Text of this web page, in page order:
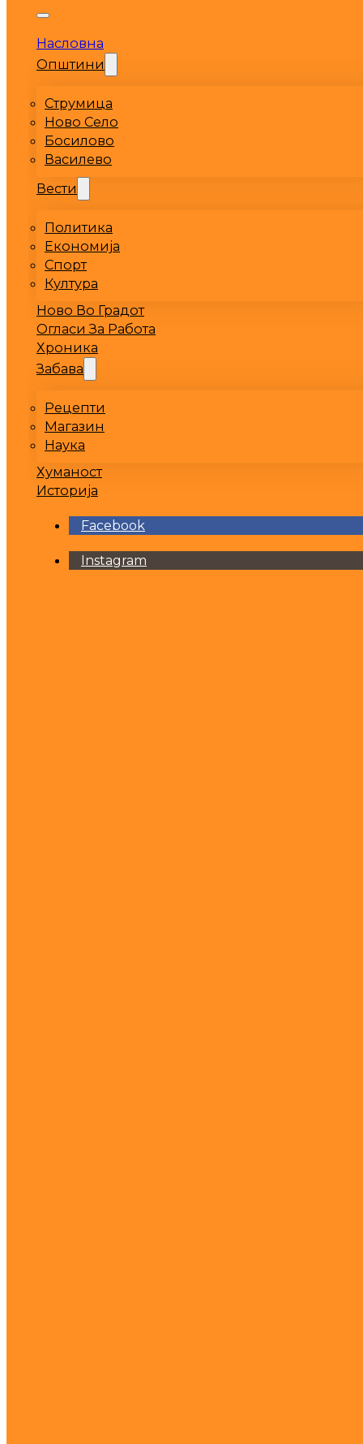
Насловна
Општини
Струмица
Ново Село
Босилово
Василево
Вести
Политика
Економија
Спорт
Култура
Ново Во Градот
Огласи За Работа
Хроника
Забава
Рецепти
Магазин
Наука
Хуманост
Историја
Facebook
Instagram